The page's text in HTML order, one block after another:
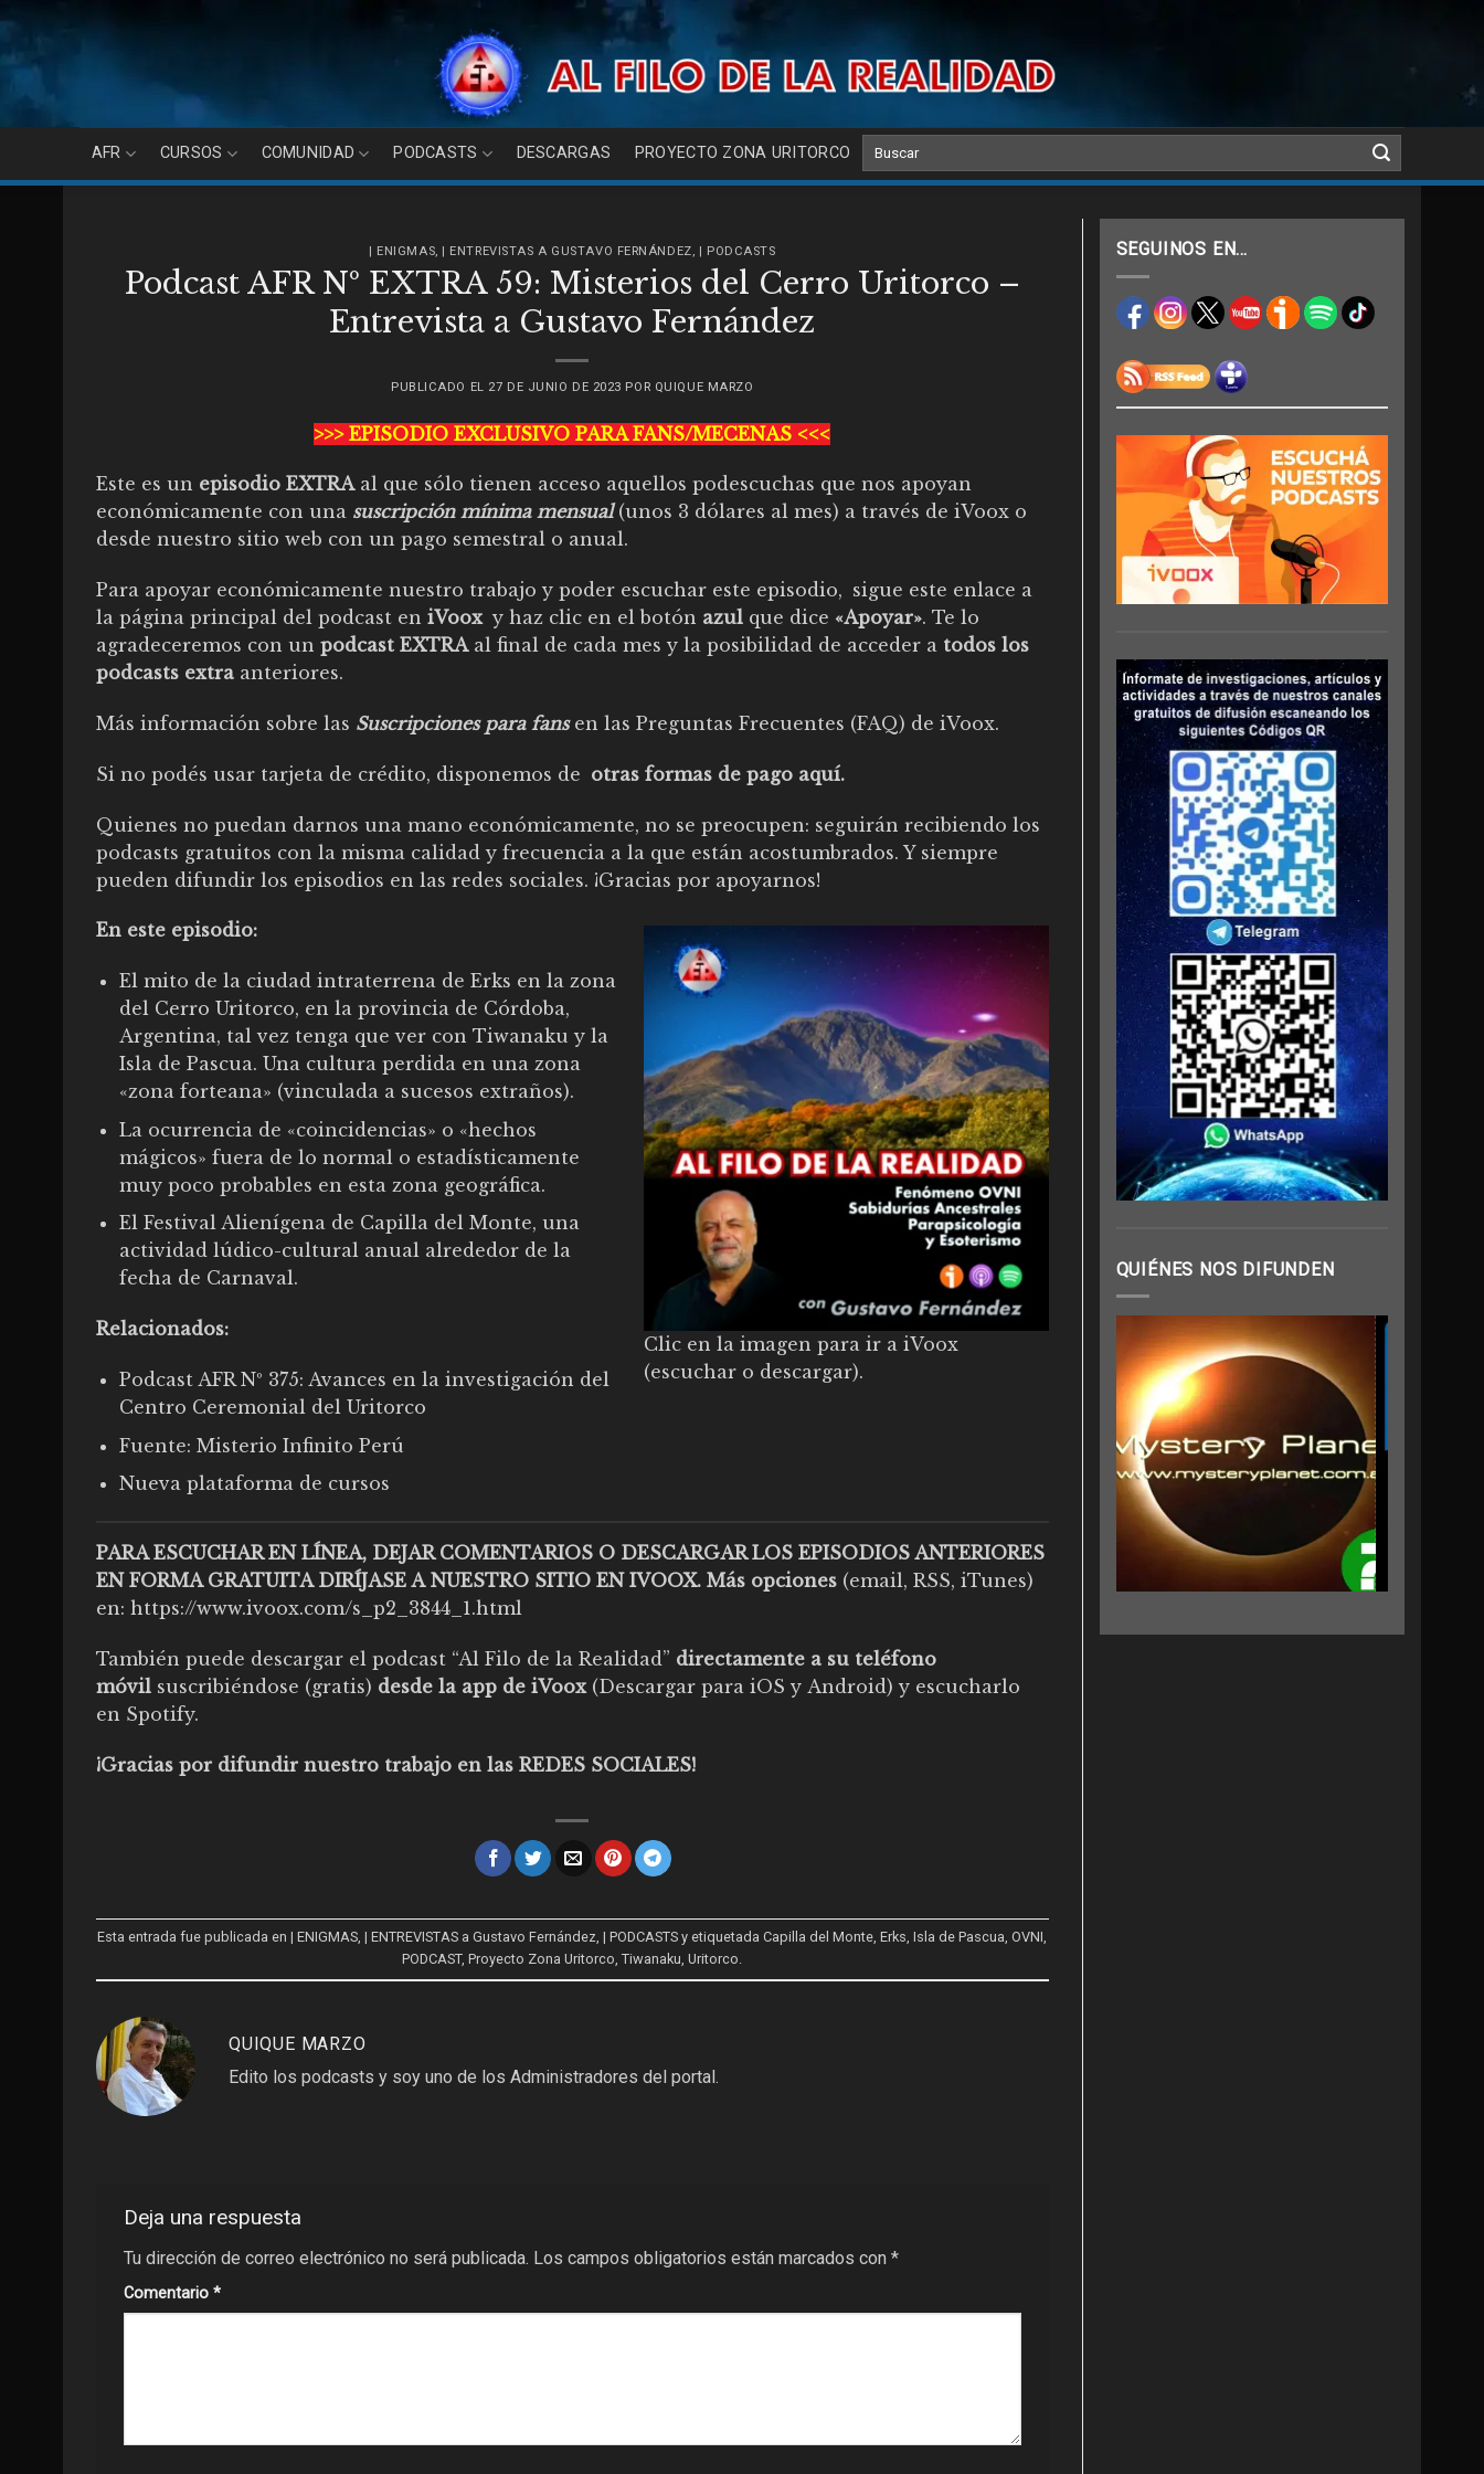
content
AFR CURSOS COMUNIDAD PODCASTS DESCARGAS PROYECTO ZONA URITORCO
| ENIGMAS, | ENTREVISTAS A GUSTAVO FERNÁNDEZ, | PODCASTS
Podcast AFR Nº EXTRA 59: Misterios del Cerro Uritorco –
Entrevista a Gustavo Fernández
PUBLICADO EL 27 DE JUNIO DE 2023 POR QUIQUE MARZO
>>> EPISODIO EXCLUSIVO PARA FANS/MECENAS <<<
Este es un episodio EXTRAal que sólo tienen acceso aquellos podescuchas que nos apoyan
económicamente con una suscripción mínima mensual(unos 3 dólares al mes) a través de iVoox o
desde nuestro sitio web con un pago semestral o anual.
Para apoyar económicamente nuestro trabajo y poder escuchar este episodio, sigue este enlace a
la página principal del podcast en iVoox y haz clic en el botón azul que dice «Apoyar». Te lo
agradeceremos con un podcast EXTRAal final de cada mes y la posibilidad de acceder a todos los
podcasts extra anteriores.
Más información sobre las Suscripciones para fansen las Preguntas Frecuentes (FAQ) de iVoox.
Si no podés usar tarjeta de crédito, disponemos de otras formas de pago aquí.
Quienes no puedan darnos una mano económicamente, no se preocupen: seguirán recibiendo los
podcasts gratuitos con la misma calidad y frecuencia a la que están acostumbrados. Y siempre
pueden difundir los episodios en las redes sociales. ¡Gracias por apoyarnos!
Clic en la imagen para ir a iVoox
(escuchar o descargar).
En este episodio:
El mito de la ciudad intraterrena de Erks en la zona
del Cerro Uritorco, en la provincia de Córdoba,
Argentina, tal vez tenga que ver con Tiwanaku y la
Isla de Pascua. Una cultura perdida en una zona
«zona forteana» (vinculada a sucesos extraños).
La ocurrencia de «coincidencias» o «hechos
mágicos» fuera de lo normal o estadísticamente
muy poco probables en esta zona geográfica.
El Festival Alienígena de Capilla del Monte, una
actividad lúdico-cultural anual alrededor de la
fecha de Carnaval.
Relacionados:
Podcast AFR Nº 375: Avances en la investigación del
Centro Ceremonial del Uritorco
Fuente: Misterio Infinito Perú
Nueva plataforma de cursos
PARA ESCUCHAR EN LÍNEA, DEJAR COMENTARIOS O DESCARGAR LOS EPISODIOS ANTERIORES
EN FORMA GRATUITA DIRÍJASE A NUESTRO SITIO EN IVOOX. Más opciones (email, RSS, iTunes)
en: https://www.ivoox.com/s_p2_3844_1.html
También puede descargar el podcast “Al Filo de la Realidad” directamente a su teléfono
móvil suscribiéndose (gratis) desde la app de iVoox (Descargar para iOS y Android) y escucharlo
en Spotify.
¡Gracias por difundir nuestro trabajo en las REDES SOCIALES!
Esta entrada fue publicada en| ENIGMAS ,| ENTREVISTAS a Gustavo Fernández ,| PODCASTS y etiquetadaCapilla del Monte ,Erks ,Isla de Pascua ,OVNI
PODCAST,Proyecto Zona Uritorco ,Tiwanaku ,Uritorco
QUIQUE MARZO
Edito los podcasts y soy uno de los Administradores del portal.
Deja una respuesta
Tu dirección de correo electrónico no será publicada. Los campos obligatorios están marcados con *
Comentario *
SEGUINOS EN…
QUIÉNES NOS DIFUNDEN